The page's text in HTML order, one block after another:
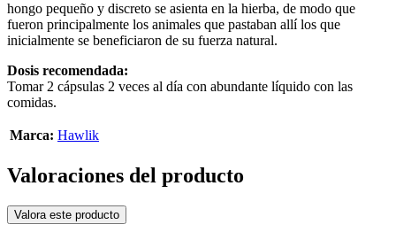
hongo pequeño y discreto se asienta en la hierba, de modo que
fueron principalmente los animales que pastaban allí los que
inicialmente se beneficiaron de su fuerza natural.
Dosis recomendada:
Tomar 2 cápsulas 2 veces al día con abundante líquido con las
comidas.
Marca: Hawlik
Valoraciones del producto
Valora este producto